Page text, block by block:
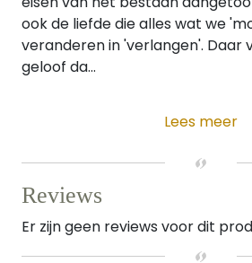
ook de liefde die alles wat we
veranderen in 'verlangen'. Daar
geloof da...
Lees meer
Reviews
Er zijn geen reviews voor dit